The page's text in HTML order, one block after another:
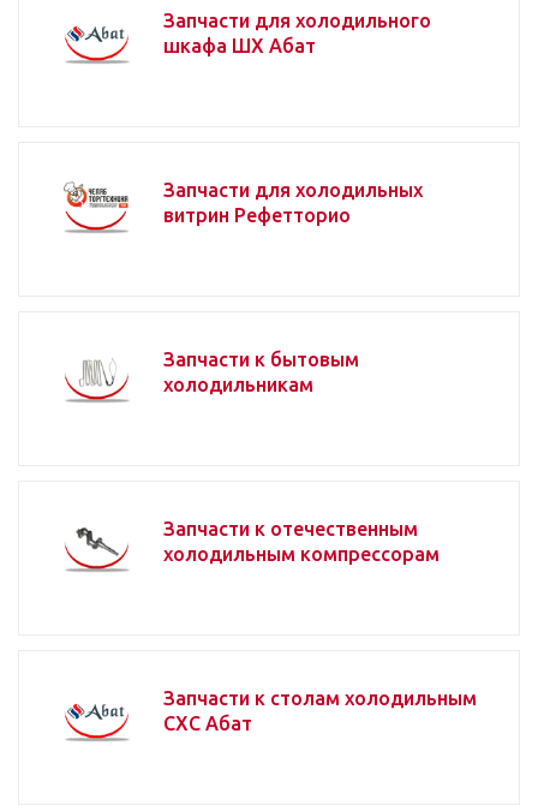
Запчасти для холодильного
шкафа ШХ Абат
Запчасти для холодильных
витрин Рефетторио
Запчасти к бытовым
холодильникам
Запчасти к отечественным
холодильным компрессорам
Запчасти к столам холодильным
СХС Абат